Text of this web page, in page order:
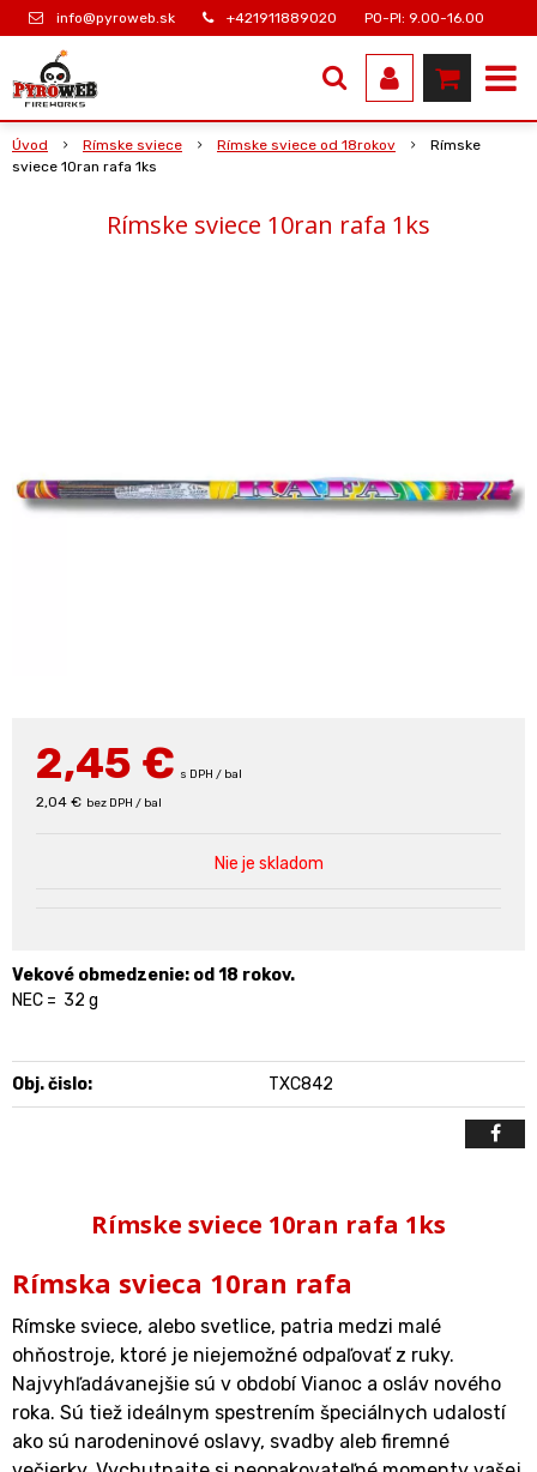
info@pyroweb.sk +421911889020 PO-PI: 9.00-16.00
Úvod Rímske sviece Rímske sviece od 18rokov
Rímske
sviece 10ran rafa 1ks
Rímske sviece 10ran rafa 1ks
2,45 € s DPH / bal
2,04 € bez DPH / bal
Nie je skladom
Vekové obmedzenie: od 18 rokov.
NEC = 32 g
Obj. čislo: TXC842
Rímske sviece 10ran rafa 1ks
Rímska svieca 10ran rafa
Rímske sviece, alebo svetlice, patria medzi malé
ohňostroje, ktoré je niejemožné odpaľovať z ruky.
Najvyhľadávanejšie sú v období Vianoc a osláv nového
roka. Sú tiež ideálnym spestrením špeciálnych udalostí
ako sú narodeninové oslavy, svadby aleb firemné